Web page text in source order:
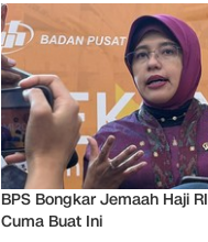
BPS Bongkar Jemaah Haji
Cuma Buat Ini